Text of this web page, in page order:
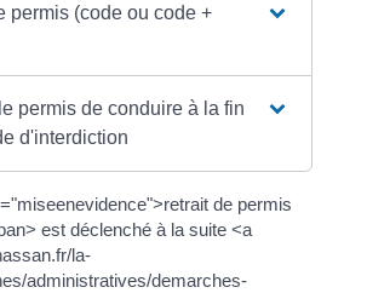
permis (code ou code +
permis de conduire à la fin
d'interdiction
de permis
est déclenché à la suite <a
la-
administratives/demarches-